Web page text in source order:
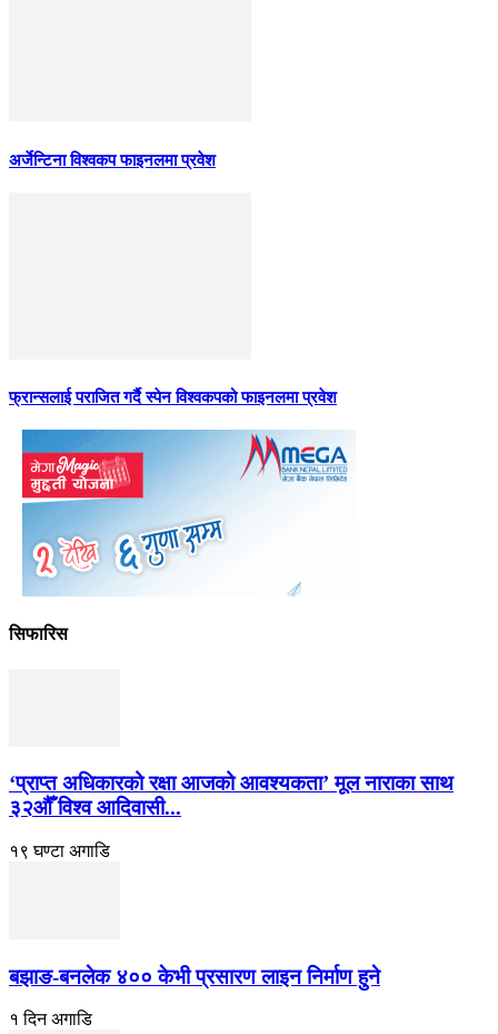
अर्जेन्टिना विश्वकप फाइनलमा प्रवेश
फ्रान्सलाई पराजित गर्दै स्पेन विश्वकपको फाइनलमा प्रवेश
सिफारिस
‘प्राप्त अधिकारको रक्षा आजको आवश्यकता’ मूल नाराका साथ
३२औँ विश्व आदिवासी...
१९ घण्टा अगाडि
बझाङ-बनलेक ४०० केभी प्रसारण लाइन निर्माण हुने
१ दिन अगाडि